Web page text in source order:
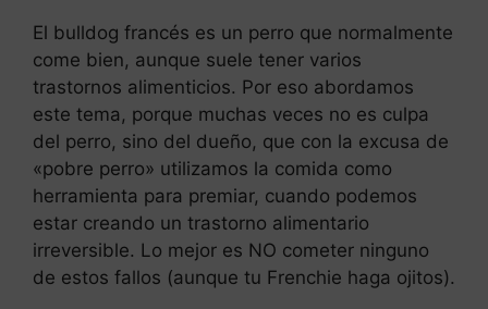
El bulldog francés es un perro que normalmente
come bien, aunque suele tener varios
trastornos alimenticios. Por eso abordamos
este tema, porque muchas veces no es culpa
del perro, sino del dueño, que con la excusa de
«pobre perro» utilizamos la comida como
herramienta para premiar, cuando podemos
estar creando un trastorno alimentario
irreversible. Lo mejor es NO cometer ninguno
de estos fallos (aunque tu Frenchie haga ojitos).